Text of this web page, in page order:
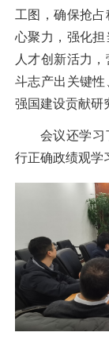
工图，确保抢
心聚力，强化
人才创新活力
斗志产出关键
强国建设贡献研
会议还学习
行正确政绩观学